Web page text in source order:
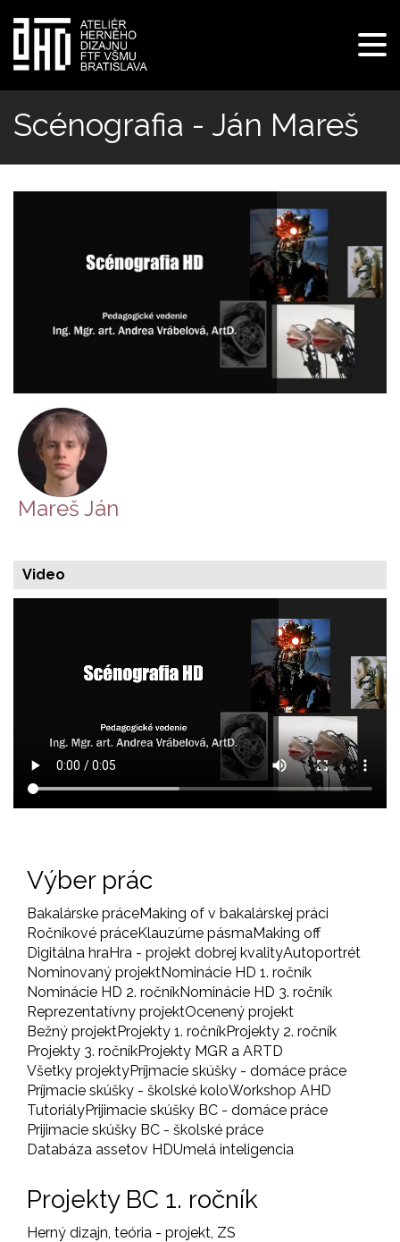
Skočiť
na
hlavný
Scénografia - Ján Mareš
Mareš Ján
Video
Výber prác
Bakalárske práceMaking of v bakalárskej práci
Ročníkové práceKlauzúrne pásmaMaking off
Digitálna hraHra - projekt dobrej kvalityAutoportrét
Nominovaný projektNominácie HD 1. ročník
Nominácie HD 2. ročníkNominácie HD 3. ročník
Reprezentatívny projektOcenený projekt
Bežný projektProjekty 1. ročníkProjekty 2. ročník
Projekty 3. ročníkProjekty MGR a ARTD
Všetky projektyPríjmacie skúšky - domáce práce
Príjmacie skúšky - školské koloWorkshop AHD
TutoriályPrijimacie skúšky BC - domáce práce
Prijimacie skúšky BC - školské práce
Databáza assetov HDUmelá inteligencia
Projekty BC 1. ročník
Herný dizajn, teória - projekt, ZS